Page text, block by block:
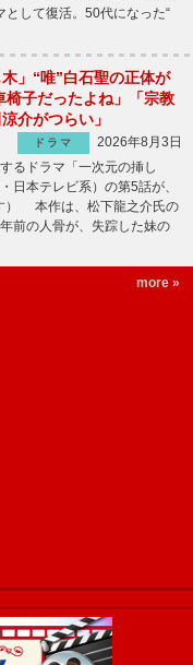
として復活。50代になった“
木」“唯”白石聖の正体が
椅子だったよね」「宗教
介がつらい」
ドラマ
2026年8月3日
るドラマ「一次元の挿し
日本テレビ系）の第5話が、
） 本作は、松下龍之介氏の
前の人骨が、失踪した妹の
more »